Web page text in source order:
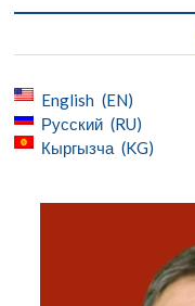
English
EN
Русский
RU
Кыргызча
KG